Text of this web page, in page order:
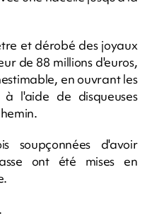
et dérobé des joyaux
de 88 millions d'euros,
en ouvrant les
l'aide de disqueuses
soupçonnées d'avoir
ont été mises en